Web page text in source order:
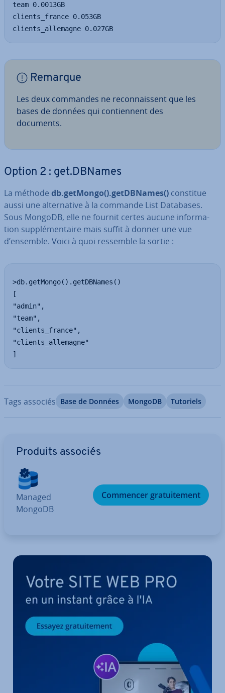
team 0.0013GB
clients_france 0.053GB
clients_allemagne 0.027GB
Remarque
Les deux commandes ne re­con­nais­sent que les
bases de données qui con­tien­nent des
documents.
Option 2 : get.DBNames
La méthode db.getMongo().getDB­Names() constitue
aussi une al­ter­na­tive à la commande List Databases.
Sous MongoDB, elle ne fournit certes aucune in­for­ma­
tion sup­plé­men­taire mais suffit à donner une vue
d’ensemble. Voici à quoi ressemble la sortie :
>db.getMongo().getDBNames()
[
"admin",
"team",
"clients_france",
"clients_allemagne"
]
Tags associés Base de Données MongoDB Tutoriels
Produits associés
Managed
MongoDB
Commencer gra­tui­te­ment